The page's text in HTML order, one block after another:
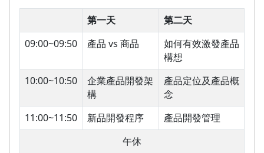
第一天
第二天
09:00~09:50
產品 vs 商品
如何有效激發產品
構想
10:00~10:50
企業產品開發架
構
產品定位及產品概
念
11:00~11:50
新品開發程序
產品開發管理
午休